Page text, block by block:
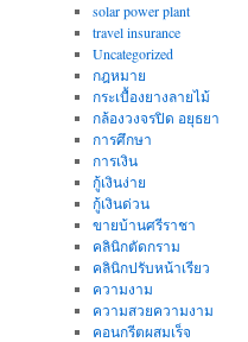
solar power plant
travel insurance
Uncategorized
กฎหมาย
กระเบื้องยางลายไม้
กล้องวงจรปิด อยุธยา
การศึกษา
การเงิน
กู้เงินง่าย
กู้เงินด่วน
ขายบ้านศรีราชา
คลินิกตัดกราม
คลินิกปรับหน้าเรียว
ความงาม
ความสวยความงาม
คอนกรีตผสมเร็จ